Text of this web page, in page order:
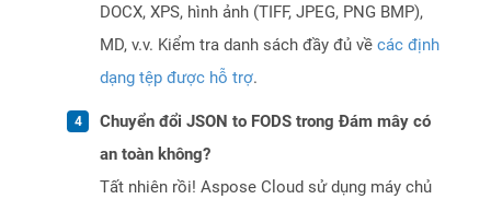
DOCX, XPS, hình ảnh (TIFF, JPEG, PNG BMP),
MD, v.v. Kiểm tra danh sách đầy đủ về các định
dạng tệp được hỗ trợ.
Chuyển đổi JSON to FODS trong Đám mây có
an toàn không?
Tất nhiên rồi! Aspose Cloud sử dụng máy chủ